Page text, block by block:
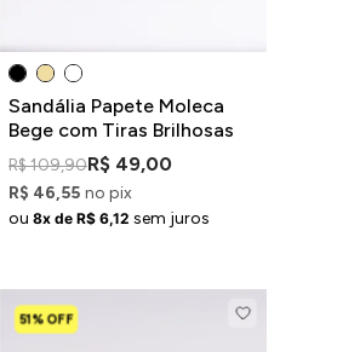
Sandália Papete Moleca
Bege com Tiras Brilhosas
R$ 109,90R$ 49,00
R$ 46,55 no pix
ou 8x de R$ 6,12 sem juros
51% OFF